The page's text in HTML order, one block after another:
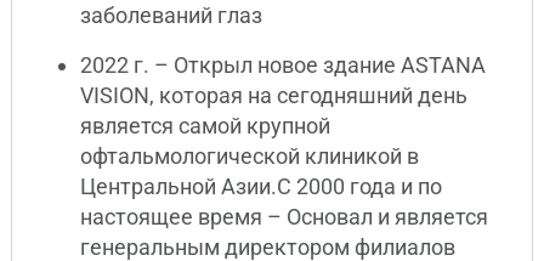
заболеваний глаз
2022 г. – Открыл новое здание ASTANA
VISION, которая на сегодняшний день
является самой крупной
офтальмологической клиникой в
Центральной Азии.С 2000 года и по
настоящее время – Основал и является
генеральным директором филиалов